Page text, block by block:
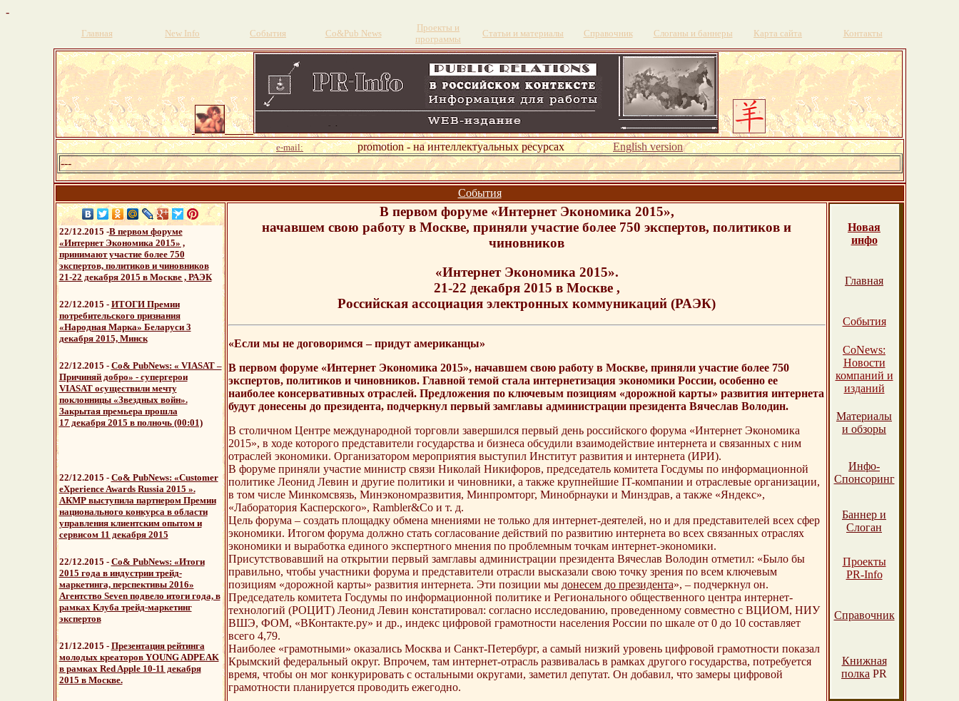
-
Главная New Info События Со&Pub News
Проекты и
программы
Статьи и материалы Справочник Слоганы и баннеры Карта сайта Контакты
e-mail:promotion - на интеллектуальных ресурсахEnglish version
---
События
22/12.2015 -В первом форуме
«Интернет Экономика 2015» ,
принимают участие более 750
экспертов, политиков и чиновников
21-22 декабря 2015 в Москве , РАЭК
22/12.2015 - ИТОГИ Премии
потребительского признания
«Народная Марка» Беларуси 3
декабря 2015, Минск
22/12.2015 - Со& PubNews: « VIASAT –
Причиняй добро» - супергерои
VIASAT осуществили мечту
поклонницы «Звездных войн».
Закрытая премьера прошла
17 декабря 2015 в полночь (00:01)
22/12.2015 - Со& PubNews: «Customer
eXperience Awards Russia 2015 ».
АКМР выступила партнером Премии
национального конкурса в области
управления клиентским опытом и
сервисом 11 декабря 2015
22/12.2015 - Со& PubNews: «Итоги
2015 года в индустрии трейд-
маркетинга, перспективы 2016»
Агентство Seven подвело итоги года, в
рамках Клуба трейд-маркетинг
экспертов
21/12.2015 - Презентация рейтинга
молодых креаторов YOUNG ADPEAK
в рамках Red Apple 10-11 декабря
2015 в Москве.
В первом форуме «Интернет Экономика 2015»,
начавшем свою работу в Москве, приняли участие более 750 экспертов, политиков и
чиновников
«Интернет Экономика 2015».
21-22 декабря 2015 в Москве ,
Российская ассоциация электронных коммуникаций (РАЭК)
«Если мы не договоримся – придут американцы»
В первом форуме «Интернет Экономика 2015», начавшем свою работу в Москве, приняли участие более 750
экспертов, политиков и чиновников. Главной темой стала интернетизация экономики России, особенно ее
наиболее консервативных отраслей. Предложения по ключевым позициям «дорожной карты» развития интернета
будут донесены до президента, подчеркнул первый замглавы администрации президента Вячеслав Володин.
В столичном Центре международной торговли завершился первый день российского форума «Интернет Экономика
2015», в ходе которого представители государства и бизнеса обсудили взаимодействие интернета и связанных с ним
отраслей экономики. Организатором мероприятия выступил Институт развития и интернета (ИРИ).
В форуме приняли участие министр связи Николай Никифоров, председатель комитета Госдумы по информационной
политике Леонид Левин и другие политики и чиновники, а также крупнейшие IT-компании и отраслевые организации,
в том числе Минкомсвязь, Минэкономразвития, Минпромторг, Минобрнауки и Минздрав, а также «Яндекс»,
«Лаборатория Касперского», Rambler&Co и т. д.
Цель форума – создать площадку обмена мнениями не только для интернет-деятелей, но и для представителей всех сфер
экономики. Итогом форума должно стать согласование действий по развитию интернета во всех связанных отраслях
экономики и выработка единого экспертного мнения по проблемным точкам интернет-экономики.
Присутствовавший на открытии первый замглавы администрации президента Вячеслав Володин отметил: «Было бы
правильно, чтобы участники форума и представители отрасли высказали свою точку зрения по всем ключевым
позициям «дорожной карты» развития интернета. Эти позиции мы донесем до президента», – подчеркнул он.
Председатель комитета Госдумы по информационной политике и Регионального общественного центра интернет-
технологий (РОЦИТ) Леонид Левин констатировал: согласно исследованию, проведенному совместно с ВЦИОМ, НИУ
ВШЭ, ФОМ, «ВКонтакте.ру» и др., индекс цифровой грамотности населения России по шкале от 0 до 10 составляет
всего 4,79.
Наиболее «грамотными» оказались Москва и Санкт-Петербург, а самый низкий уровень цифровой грамотности показал
Крымский федеральный округ. Впрочем, там интернет-отрасль развивалась в рамках другого государства, потребуется
время, чтобы он мог конкурировать с остальными округами, заметил депутат. Он добавил, что замеры цифровой
грамотности планируется проводить ежегодно.
Новая
инфо
Главная
События
СоNews:
Новости
компаний и
изданий
Материалы
и обзоры
Инфо-
Спонсоринг
Баннер и
Слоган
Проекты
PR-Info
Справочник
Книжная
полка PR